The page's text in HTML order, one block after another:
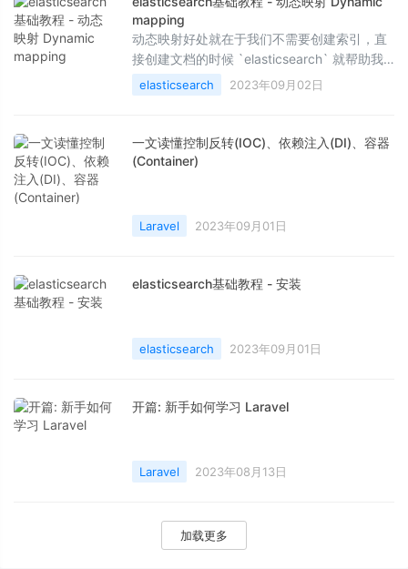
mapping
动态映射好处就在于我们不需要创建索引，直
接创建文档的时候 `elasticsearch` 就帮助我
们创建了索引。
elasticsearch 2023年09月02日
一文读懂控制反转(IOC)、依赖注入(DI)、容器
(Container)
Laravel 2023年09月01日
elasticsearch基础教程 - 安装
elasticsearch 2023年09月01日
开篇: 新手如何学习 Laravel
Laravel 2023年08月13日
加载更多